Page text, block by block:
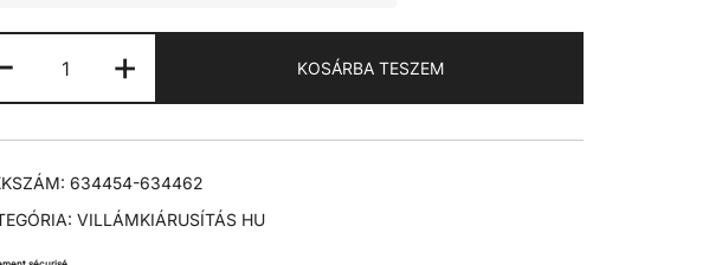
-
+
393
GARNITÚRA
mennyiség
+ KOSÁRBA TESZEM
634454-634462
VILLÁMKIÁRUSÍTÁS HU